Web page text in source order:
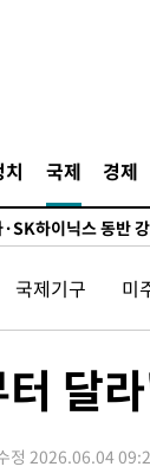
국제 경제
사기 혐의' 차가원
라 식중독 원인은
표율 허위 입력'
하이닉스 동반
선 재탈환
스 교외에서 미니
서 "적국 목표물들"
원정출산 금지 행정
국제기구 미
달
정 2026.06.04